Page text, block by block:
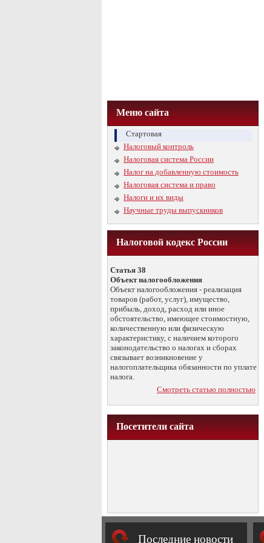
Меню сайта
Стартовая
Налоговый контроль
Налоговая система России
Налог на добавленную стоимость
Налоговая система и право
Налоги и их виды
Научные труды выпускников
Налоговой кодекс России
Статья 38
Объект налогообложения
Объект налогообложения - реализация
товаров (работ, услуг), имущество,
прибыль, доход, расход или иное
обстоятельство, имеющее стоимостную,
количественную или физическую
характеристику, с наличием которого
законодательство о налогах и сборах
связывает возникновение у
налогоплательщика обязанности по уплате
налога.
Смотреть статью полностью
Посетители сайта
Последние новости